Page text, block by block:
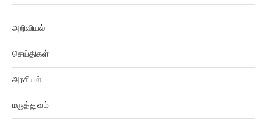
அறிவியல்
செய்திகள்
அரசியல்
மருத்துவம்